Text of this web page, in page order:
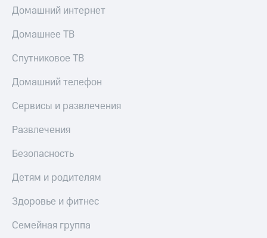
Домашний интернет
Домашнее ТВ
Спутниковое ТВ
Домашний телефон
Сервисы и развлечения
Развлечения
Безопасность
Детям и родителям
Здоровье и фитнес
Семейная группа